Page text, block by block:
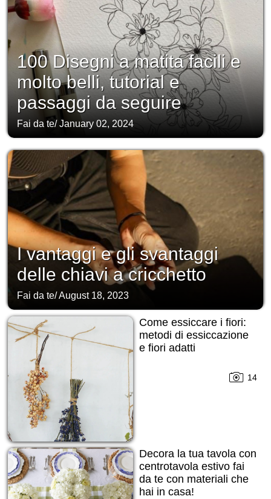
100 Disegni a matita facili e
molto belli, tutorial e
passaggi da seguire
Fai da te/January 02, 2024
I vantaggi e gli svantaggi
delle chiavi a cricchetto
Fai da te/August 18, 2023
Come essiccare i fiori:
metodi di essiccazione
e fiori adatti
14
Decora la tua tavola con
centrotavola estivo fai
da te con materiali che
hai in casa!